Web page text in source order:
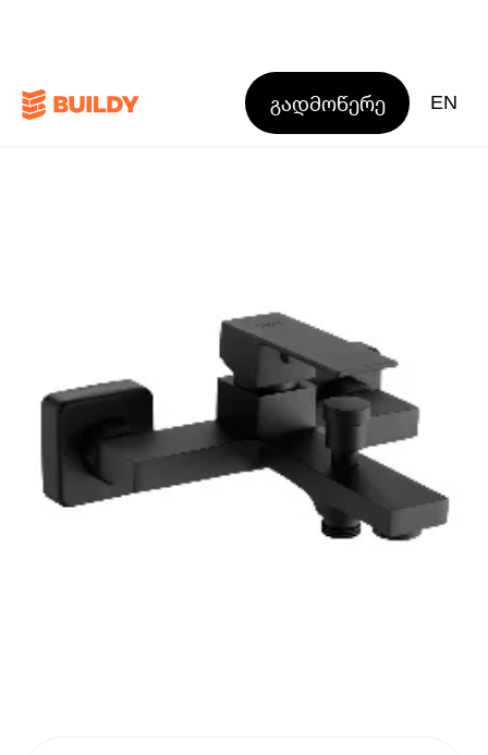
გადმოწერე EN